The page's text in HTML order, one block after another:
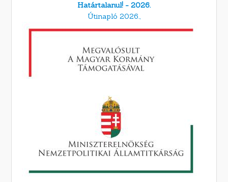
Határtalanul! - 2026.
Útinapló 2026.,